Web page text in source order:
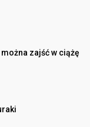
zajść w ciążę